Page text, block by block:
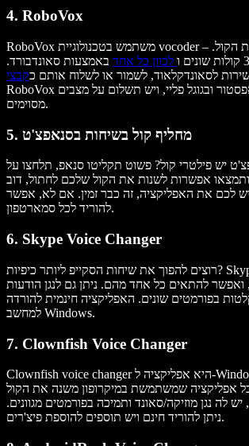
4. RoboVox
RoboVox משתמש בטכנולוגיית vocoder – מקליטים ומשנים את הקול.
לכוון כל אחד באמצעות סאונדבורד.
לסאונדקלאוד, לשמור או לשלוח אותם כ
RoboVox חינמית להורדה באפסטור ובגוגל פליי, ויש תשלום על מצבים
מסוימים.
5. מחליף קול בשיחות בסנאפצ'ט
יש פילטרי קול? פשוט תקליטו סנאפ, תלחצו על
ותמצאו אפשרות לשנות את הקול שלכם לחתול, דוב
לכם את האפליקציה, זה כבר זמין. אם לא, אפשר
להוריד לכל סמארטפון.
6. Skype Voice Changer
רוצים להפוך את שיחות הסקייפ ליותר כיפיות? Skype Voice Changer
להתאים כל אחד מהם. ניתן גם לנגן הודעות
בפורמטים שונים. האפליקציה חינמית להורדה
למחשב Windows.
7. Clownfish Voice Changer
Clownfish voice changer היא אפליקציה ל-Windows שפועלת ברמת
אפליקציה שמשתמשת במיקרופון משנה את הקול
לה נגן מוזיקה/סאונד ותמיכה בפורמטים מגוונים.
ניתן להוריד חינם ויש תוספים להוספת פיצ'רים.